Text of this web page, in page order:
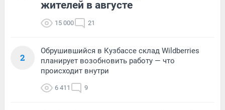
жителей в августе
15 000 21
2
Обрушившийся в Кузбассе склад Wildberries
планирует возобновить работу — что
происходит внутри
6 411 9